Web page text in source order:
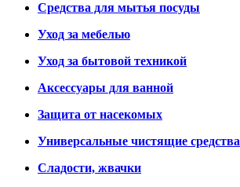
Средства для мытья посуды
Уход за мебелью
Уход за бытовой техникой
Аксессуары для ванной
Защита от насекомых
Универсальные чистящие средства
Сладости, жвачки